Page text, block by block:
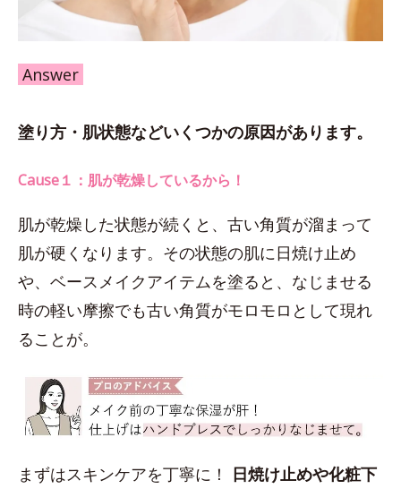
Answer
塗り方・肌状態などいくつかの原因があります。
Cause１：肌が乾燥しているから！
肌が乾燥した状態が続くと、古い角質が溜まって
肌が硬くなります。その状態の肌に日焼け止め
や、ベースメイクアイテムを塗ると、なじませる
時の軽い摩擦でも古い角質がモロモロとして現れ
ることが。
まずはスキンケアを丁寧に！
日焼け止めや化粧下